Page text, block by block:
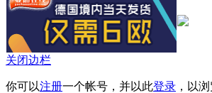
关闭边栏
你可以注册一个帐号，并以此登录 ，以